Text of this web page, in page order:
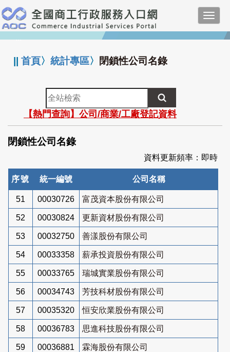
跳
到
主
要
:::
||首頁〉統計專區〉 閉鎖性公司名錄
全
站
檢
索
【熱門查詢】公司/商業/工廠登記資料
閉鎖性公司名錄
資料更新頻率：即時
序號 統一編號 公司名稱
51 00030726 富茂資本股份有限公司
52 00030824 更新資材股份有限公司
53 00032750 善漾股份有限公司
54 00033358 薪承投資股份有限公司
55 00033765 瑞城實業股份有限公司
56 00034743 芳技科材股份有限公司
57 00035320 恒安欣業股份有限公司
58 00036783 思進科技股份有限公司
59 00036881 霖海股份有限公司